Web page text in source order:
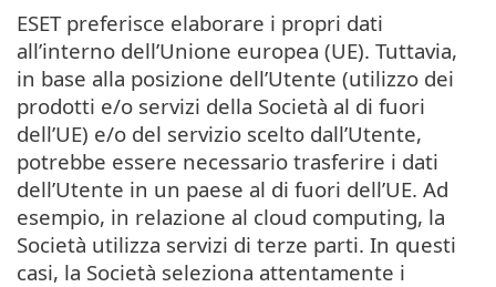
ESET preferisce elaborare i propri dati
all’interno dell’Unione europea (UE). Tuttavia,
in base alla posizione dell’Utente (utilizzo dei
prodotti e/o servizi della Società al di fuori
dell’UE) e/o del servizio scelto dall’Utente,
potrebbe essere necessario trasferire i dati
dell’Utente in un paese al di fuori dell’UE. Ad
esempio, in relazione al cloud computing, la
Società utilizza servizi di terze parti. In questi
casi, la Società seleziona attentamente i